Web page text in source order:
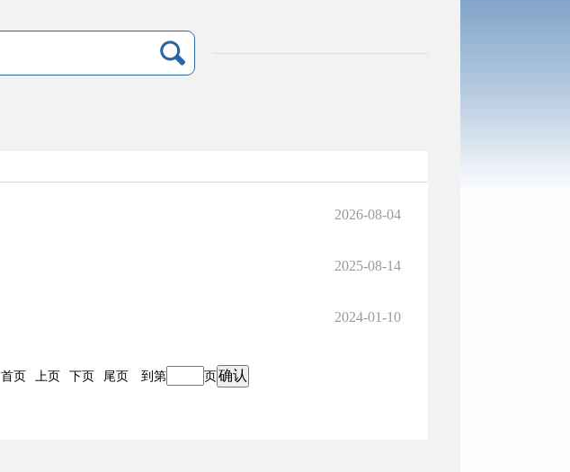
2026-08-04
2025-08-14
2024-01-10
首页 上页 下页 尾页 到第 页